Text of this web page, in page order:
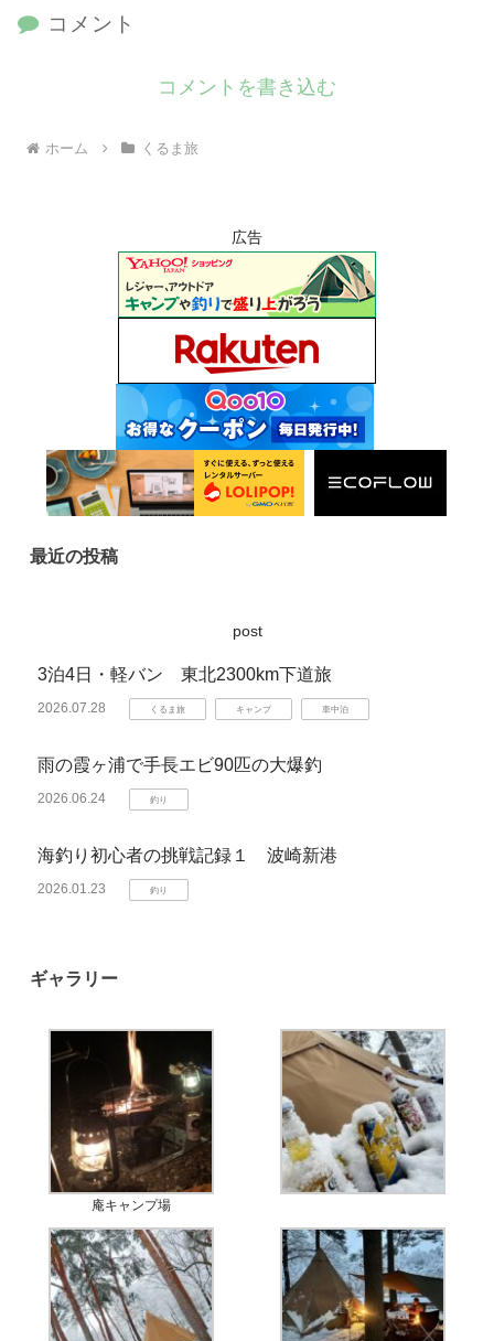
コメント
コメントを書き込む
ホーム くるま旅
広告
最近の投稿
post
3泊4日・軽バン 東北2300km下道旅
2026.07.28 くるま旅 キャンプ 車中泊
雨の霞ヶ浦で手長エビ90匹の大爆釣
2026.06.24 釣り
海釣り初心者の挑戦記録１ 波崎新港
2026.01.23 釣り
ギャラリー
庵キャンプ場